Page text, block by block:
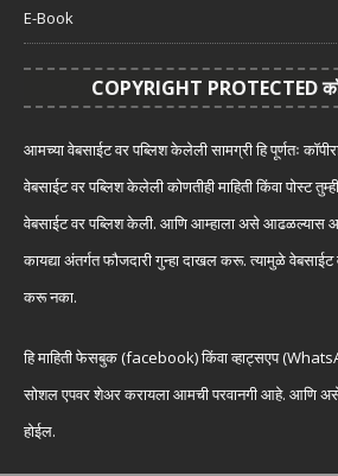
E-Book
COPYRIGHT PROTECTED
आमच्या वेबसाईट वर पब्लिश केलेली सामग्री हि पूर्णतः
वेबसाईट वर पब्लिश केलेली कोणतीही माहिती किंवा पोस्ट
वेबसाईट वर पब्लिश केली. आणि आम्हाला असे आढळल्यास
कायद्या अंतर्गत फौजदारी गुन्हा दाखल करू. त्यामुळे वेबसाईट
करू नका.
हि माहिती फेसबुक (facebook) किंवा व्हाट्सएप
सोशल एपवर शेअर करायला आमची परवानगी आहे. आणि
होईल.